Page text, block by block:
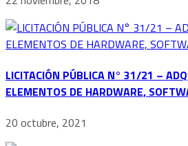
LICITACIÓN PÚBLICA N° 31/21 –
ELEMENTOS DE HARDWARE,
20 octubre, 2021